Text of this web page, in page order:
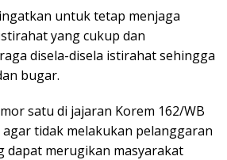
untuk tetap menjaga
yang cukup dan
disela-disela istirahat sehingga
bugar.
satu di jajaran Korem 162/WB
tidak melakukan pelanggaran
dapat merugikan masyarakat